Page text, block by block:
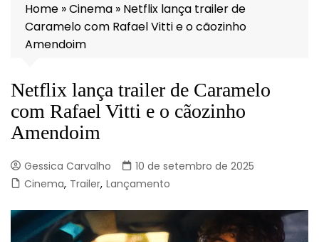
Home »Cinema » Netflix lança trailer de
Caramelo com Rafael Vitti e o cãozinho
Amendoim
Netflix lança trailer de Caramelo
com Rafael Vitti e o cãozinho
Amendoim
Gessica Carvalho
10 de setembro de 2025
Cinema, Trailer, Lançamento